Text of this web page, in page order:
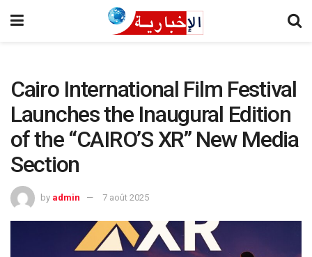
Cairo International Film Festival
Launches the Inaugural Edition
of the “CAIRO’S XR” New Media
Section
by admin 7 août 2025